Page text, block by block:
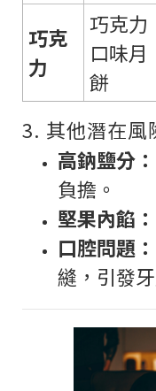
巧克
力
巧克力
口味月
餅
3. 其他潛在風
高鈉鹽分：
負擔。
堅果內餡：
口腔問題：
縫，引發